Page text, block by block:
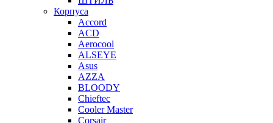
Корпуса
Accord
ACD
Aerocool
ALSEYE
Asus
AZZA
BLOODY
Chieftec
Cooler Master
Corsair